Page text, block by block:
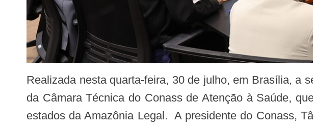
Realizada nesta quarta-feira, 30 de julho, em Brasília, a sétima Assembleia do Conass em 2025 foi marcada pelos depoimentos
da Câmara Técnica do Conass de Atenção à Saúde,
estados da Amazônia Legal. A presidente do Conass,